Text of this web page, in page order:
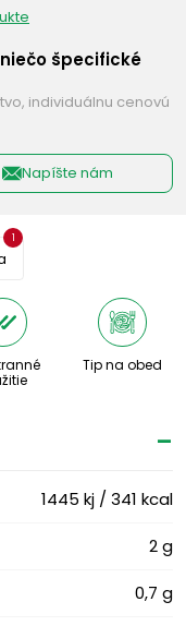
špecifické
individuálnu cenovú
Napíšte nám
1
Tip na obed
1445 kj / 341 kcal
2 g
0,7 g